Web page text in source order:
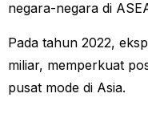
negara-negara di
Pada tahun 2022,
miliar, memperkuat
pusat mode di Asia.